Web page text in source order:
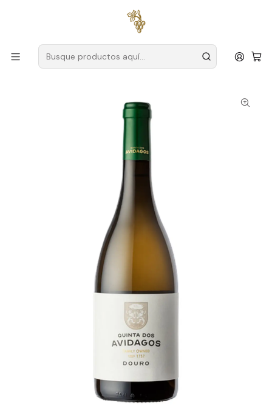
para pedidos superiores a
Productores Duero
Granja Avidagos
Quinta dos Avidagos Reserva Douro Branco 75cl